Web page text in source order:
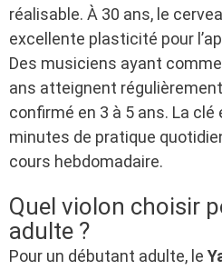
réalisable. À 30 ans, le
excellente plasticité pour
Des musiciens ayant
ans atteignent
confirmé en 3 à 5 ans. La
minutes de pratique
cours hebdomadaire.
Quel violon choisir
adulte ?
Pour un débutant adulte, le